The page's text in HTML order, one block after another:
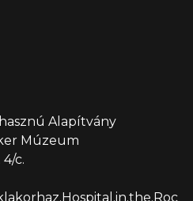
Alapítvány
Múzeum
c.